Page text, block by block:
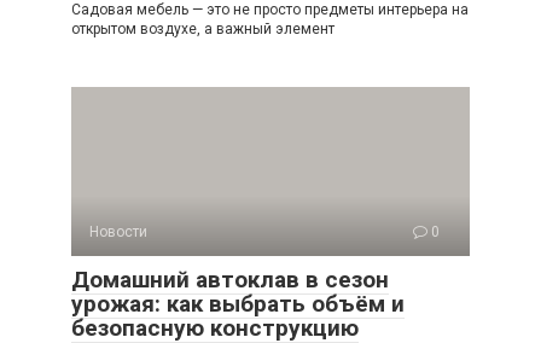
Садовая мебель — это не просто предметы интерьера на
открытом воздухе, а важный элемент
Новости 0
Домашний автоклав в сезон
урожая: как выбрать объём и
безопасную конструкцию